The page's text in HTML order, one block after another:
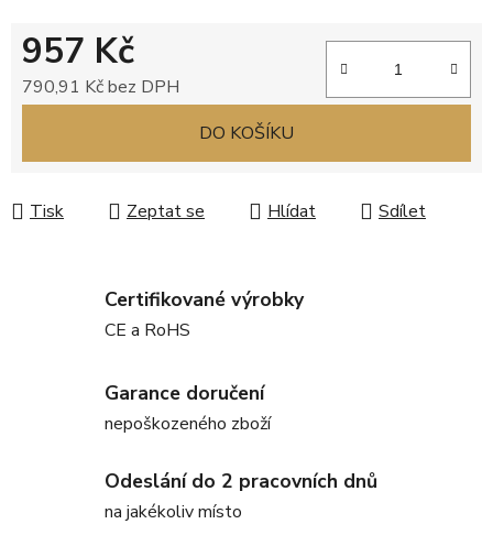
957 Kč
790,91 Kč bez DPH
DO KOŠÍKU
Tisk Zeptat se Hlídat Sdílet
Certifikované výrobky
CE a RoHS
Garance doručení
nepoškozeného zboží
Odeslání do 2 pracovních dnů
na jakékoliv místo